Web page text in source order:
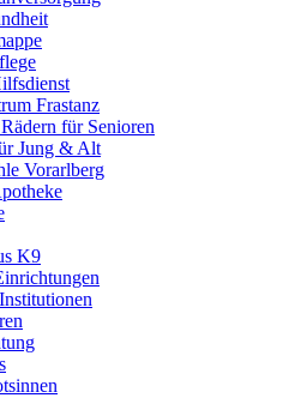
Frastanz
für Senioren
Jung & Alt
Vorarlberg
K9